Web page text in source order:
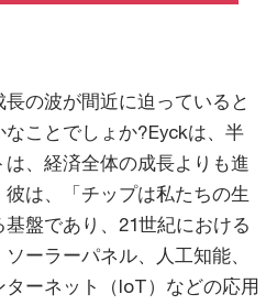
の波が間近に迫っていると
ことでしょか?Eyckは、半
、経済全体の成長よりも進
は、「チップは私たちの生
盤であり、21世紀における
ーラーパネル、人工知能、
ーネット（IoT）などの応用